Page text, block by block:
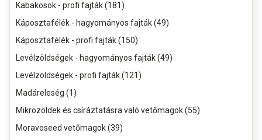
Kabakosok - profi fajták (181)
Káposztafélék - hagyományos fajták (49)
Káposztafélék - profi fajták (150)
Levélzöldségek - hagyományos fajták (49)
Levélzöldségek - profi fajták (121)
Madáreleség (1)
Mikrozöldek és csíráztatásra való vetőmagok (55)
Moravoseed vetőmagok (39)